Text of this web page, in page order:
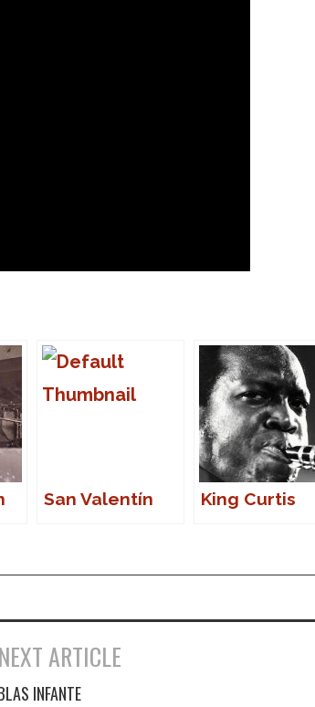
San Valentín King Curtis
NEXT ARTICLE
INFANTE